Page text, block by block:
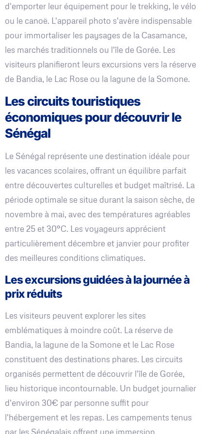
d'emporter leur équipement pour le trekking, le vélo
ou le canoë. L'appareil photo s'avère indispensable
pour immortaliser les paysages de la Casamance,
les marchés traditionnels ou l'île de Gorée. Les
visiteurs planifieront leurs excursions vers la réserve
de Bandia, le Lac Rose ou la lagune de la Somone.
Les circuits touristiques
économiques pour découvrir le
Sénégal
Le Sénégal représente une destination idéale pour
les vacances scolaires, offrant un équilibre parfait
entre découvertes culturelles et budget maîtrisé. La
période optimale se situe durant la saison sèche, de
novembre à mai, avec des températures agréables
entre 25 et 30°C. Les voyageurs apprécient
particulièrement décembre et janvier pour profiter
des meilleures conditions climatiques.
Les excursions guidées à la journée à
prix réduits
Les visiteurs peuvent explorer les sites
emblématiques à moindre coût. La réserve de
Bandia, la lagune de la Somone et le Lac Rose
constituent des destinations phares. Les circuits
organisés permettent de découvrir l'île de Gorée,
lieu historique incontournable. Un budget journalier
d'environ 30€ par personne suffit pour
l'hébergement et les repas. Les campements tenus
par les Sénégalais offrent une immersion